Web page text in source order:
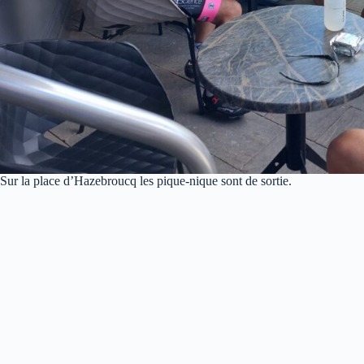
Sur la place d’Hazebroucq les pique-nique sont de sortie.